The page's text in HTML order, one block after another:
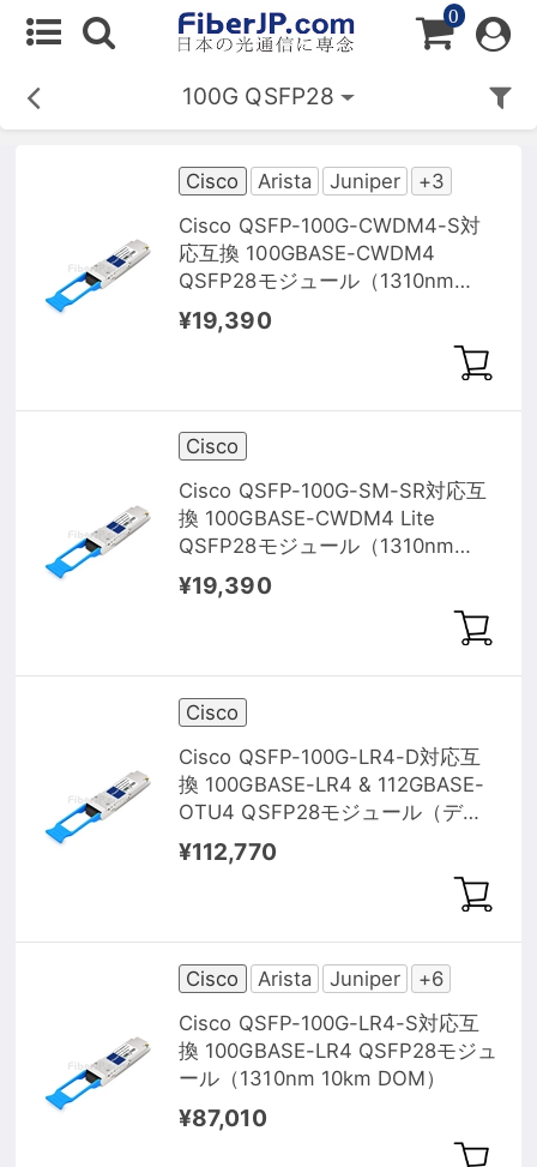
0
100G QSFP28
Cisco Arista Juniper
+3
Cisco QSFP-100G-CWDM4-S対
応互換 100GBASE-CWDM4
QSFP28モジュール（1310nm
2km DOM）
¥19,390
Cisco
Cisco QSFP-100G-SM-SR対応互
換 100GBASE-CWDM4 Lite
QSFP28モジュール（1310nm
2km DOM）
¥19,390
Cisco
Cisco QSFP-100G-LR4-D対応互
換 100GBASE-LR4 & 112GBASE-
OTU4 QSFP28モジュール（デュ
アルレート 1310nm 10km）
¥112,770
Cisco Arista Juniper
+6
Cisco QSFP-100G-LR4-S対応互
換 100GBASE-LR4 QSFP28モジュ
ール（1310nm 10km DOM）
¥87,010